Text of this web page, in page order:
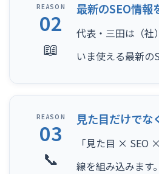
REASON
02
📖
最新のSEO情報
代表・三田は（社
いま使える最新の
REASON
03
📞
見た目だけでな
「見た目 × SEO
線を組み込みます。